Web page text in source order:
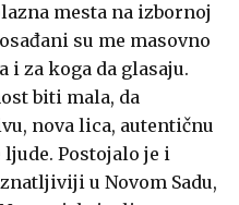
mesta na izbornoj
su me masovno
i za koga da glasaju.
biti mala, da
nova lica, autentičnu
Postojalo je i
u Novom Sadu,